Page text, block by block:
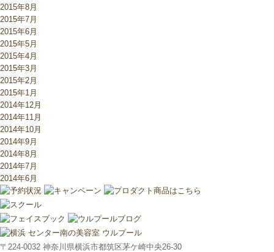
2015年8月
2015年7月
2015年6月
2015年5月
2015年4月
2015年3月
2015年2月
2015年1月
2014年12月
2014年11月
2014年10月
2014年9月
2014年8月
2014年7月
2014年6月
〒224-0032 神奈川県横浜市都筑区茅ケ崎中央26-30